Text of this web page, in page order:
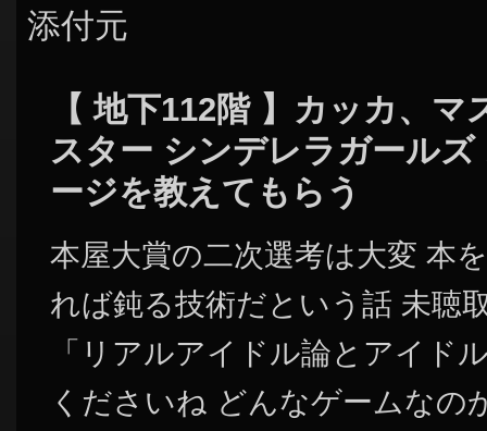
添付元
【 地下112階 】カッカ、
スター シンデレラガール
ージを教えてもらう
本屋大賞の二次選考は大変 本
れば鈍る技術だという話 未聴
「リアルアイドル論とアイド
くださいね どんなゲームなの